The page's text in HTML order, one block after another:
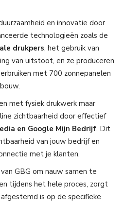
en innovatie door
technologieën zoals de
drukpers, het gebruik van
van uitstoot, en ze produceren
met 700 zonnepanelen
met fysiek drukwerk maar
zichtbaarheid door effectief
en Google Mijn Bedrijf. Dit
van jouw bedrijf en
met je klanten.
GBG om nauw samen te
tijdens het hele proces, zorgt
is op de specifieke